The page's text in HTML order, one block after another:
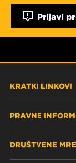
Prijavi
KRATKI LINKOVI
GDJE KUPITI
PRAVNE
DRUŠTVENE